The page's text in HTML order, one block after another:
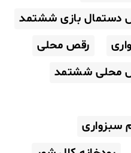
دستمال بازی ششتمد
رقص محلی
محلی ششتمد
سبزواری